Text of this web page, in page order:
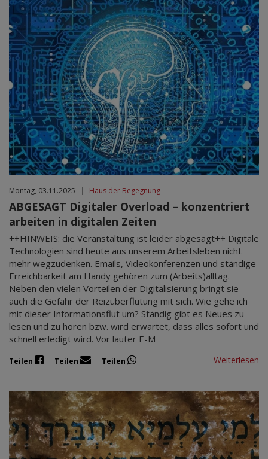
Sep 2026
Okt 2026
Nov 2026
Dez 2026
Jan 2027
Feb 2027
Mär 2027
Apr 2027
Mai 2027
Jun 2027
Jul 2027
Montag, 03.11.2025 | Haus der Begegnung
ABGESAGT Digitaler Overload – konzentriert
arbeiten in digitalen Zeiten
++HINWEIS: die Veranstaltung ist leider abgesagt++ Digitale
Technologien sind heute aus unserem Arbeitsleben nicht
mehr wegzudenken. Emails, Videokonferenzen und ständige
Erreichbarkeit am Handy gehören zum (Arbeits)alltag.
Neben den vielen Vorteilen der Digitalisierung bringt sie
auch die Gefahr der Reizüberflutung mit sich. Wie gehe ich
mit dieser Informationsflut um? Ständig gibt es Neues zu
lesen und zu hören bzw. wird erwartet, dass alles sofort und
schnell erledigt wird. Vor lauter E-M
Teilen Teilen Teilen Weiterlesen